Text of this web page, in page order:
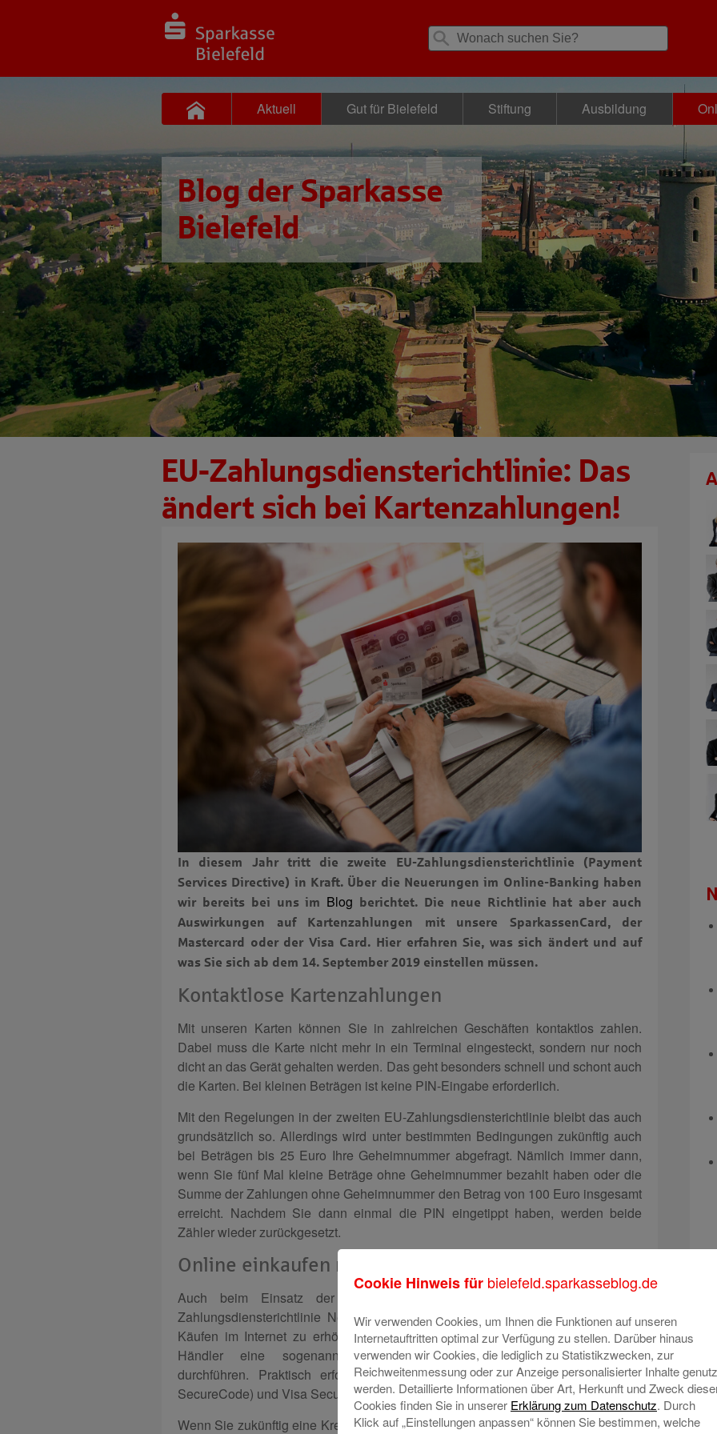
Aktuell Gut für Bielefeld Stiftung Ausbildung
Blog der Sparkasse
Bielefeld
EU-Zahlungsdiensterichtlinie: Das
ändert sich bei Kartenzahlungen!
In diesem Jahr tritt die zweite EU-Zahlungsdiensterichtlinie (Payment
Services Directive) in Kraft. Über die Neuerungen im Online-Banking haben
wir bereits bei uns im Blog berichtet. Die neue Richtlinie hat aber auch
Auswirkungen auf Kartenzahlungen mit unsere SparkassenCard, der
Mastercard oder der Visa Card. Hier erfahren Sie, was sich ändert und auf
was Sie sich ab dem 14. September 2019 einstellen müssen.
Kontaktlose Kartenzahlungen
Mit unseren Karten können Sie in zahlreichen Geschäften kontaktlos zahlen.
Dabei muss die Karte nicht mehr in ein Terminal eingesteckt, sondern nur noch
dicht an das Gerät gehalten werden. Das geht besonders schnell und schont auch
die Karten. Bei kleinen Beträgen ist keine PIN-Eingabe erforderlich.
Mit den Regelungen in der zweiten EU-Zahlungsdiensterichtlinie bleibt das auch
grundsätzlich so. Allerdings wird unter bestimmten Bedingungen zukünftig auch
bei Beträgen bis 25 Euro Ihre Geheimnummer abgefragt. Nämlich immer dann,
wenn Sie fünf Mal kleine Beträge ohne Geheimnummer bezahlt haben oder die
Summe der Zahlungen ohne Geheimnummer den Betrag von 100 Euro insgesamt
erreicht. Nachdem Sie dann einmal die PIN eingetippt haben, werden beide
Zähler wieder zurückgesetzt.
Online einkaufen mit der Kreditkarte
Auch beim Einsatz der Kreditkarte im Online-Handel bringt die EU-
Zahlungsdiensterichtlinie Neuerungen. Hier geht es darum, Ihre Sicherheit bei
Käufen im Internet zu erhöhen. Ab dem 14. September 2019 müssen Online-
Händler eine sogenannte Identitätsprüfung bei Kreditkartenzahlungen
durchführen. Praktisch erfolgt das mit Mastercard Identity Check (ehemals
SecureCode) und Visa Secure (ehemals Verified by Visa).
Wenn Sie zukünftig eine Kreditkartenzahlung im Internet durchführen, werden Sie
Cookie Hinweis für bielefeld.sparkasseblog.de
Wir verwenden Cookies, um Ihnen die Funktionen auf unseren
Internetauftritten optimal zur Verfügung zu stellen. Darüber hinaus
verwenden wir Cookies, die lediglich zu Statistikzwecken, zur
Reichweitenmessung oder zur Anzeige personalisierter Inhalte
werden. Detaillierte Informationen über Art, Herkunft und Zweck
Cookies finden Sie in unserer Erklärung zum Datenschutz. Durch
Klick auf „Einstellungen anpassen“ können Sie bestimmen, welche